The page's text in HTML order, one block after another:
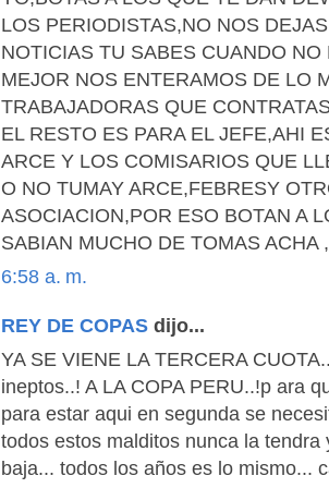
LOS PERIODISTAS,NO NOS
NOTICIAS TU SABES CUANDO
MEJOR NOS ENTERAMOS DE LO
TRABAJADORAS QUE
EL RESTO ES PARA EL JEFE,AHI
ARCE Y LOS COMISARIOS QUE
O NO TUMAY ARCE,FEBRESY
ASOCIACION,POR ESO BOTAN A
SABIAN MUCHO DE TOMAS ACHA
6:58 a. m.
REY DE COPAS dijo...
YA SE VIENE LA TERCERA
ineptos..! A LA COPA PERU..!p ara
para estar aqui en segunda se
todos estos malditos nunca la tendra
baja... todos los años es lo mismo...